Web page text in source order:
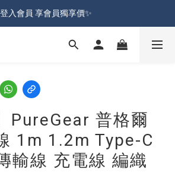
元購物金 | 全館購物滿＄599 免運
入會員 享會員獨享價✨
閱訂單通知 進度及時掌握
PureGear 普格爾
1m 1.2m Type-C
輸線 充電線 編織